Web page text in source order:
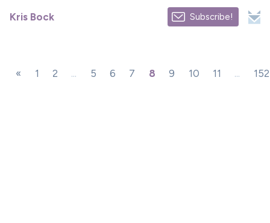
Kris Bock Subscribe!
« 1 2 ... 5 6 7 8 9 10 11 ...